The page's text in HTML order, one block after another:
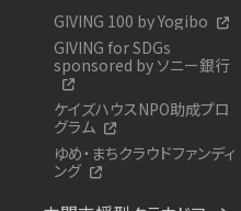
GIVING 100 by Yogibo
GIVING for SDGs
sponsored by ソニー銀行
ケイズハウスNPO助成プロ
グラム
ゆめ・まちクラウドファンディ
ング